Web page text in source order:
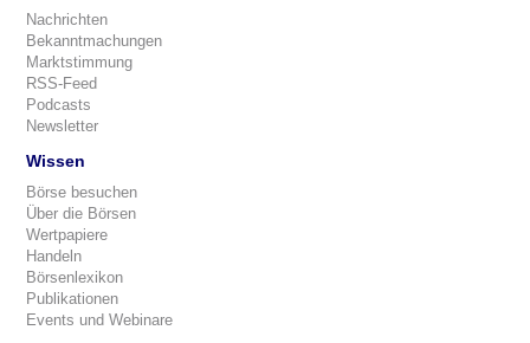
Nachrichten
Bekanntmachungen
Marktstimmung
RSS-Feed
Podcasts
Newsletter
Wissen
Börse besuchen
Über die Börsen
Wertpapiere
Handeln
Börsenlexikon
Publikationen
Events und Webinare